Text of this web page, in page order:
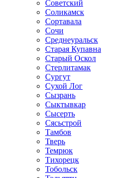
Советский
Соликамск
Сортавала
Сочи
Среднеуральск
Старая Купавна
Старый Оскол
Стерлитамак
Сургут
Сухой Лог
Сызрань
Сыктывкар
Сысерть
Сясьстрой
Тамбов
Тверь
Темрюк
Тихорецк
Тобольск